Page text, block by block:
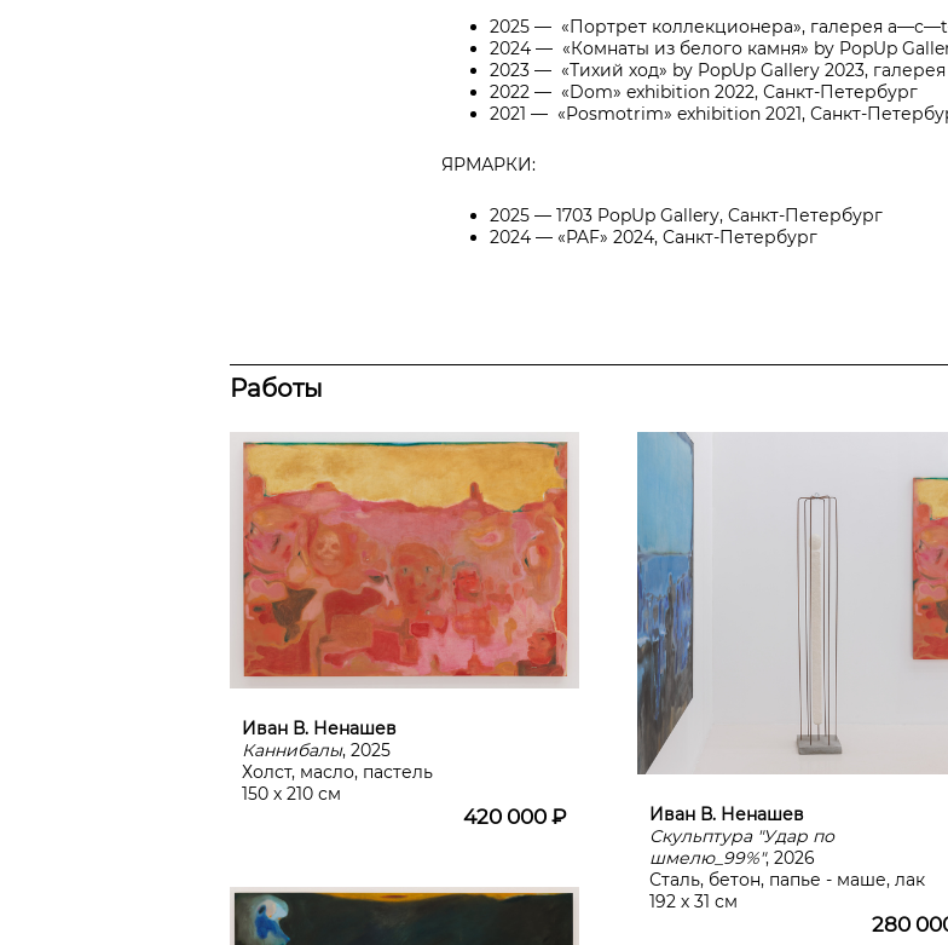
2025 — «Портрет коллекционера», галерея
2024 — «Комнаты из белого камня» by PopUp
2023 — «Тихий ход» by PopUp Gallery 2023,
2022 — «Dom» exhibition 2022, Санкт-Петербург
2021 — «Posmotrim» exhibition 2021, Санкт-
ЯРМАРКИ:
2025 — 1703 PopUp Gallery, Cанкт-Петербург
2024 — «PAF» 2024, Cанкт-Петербург
Работы
Иван В. Ненашев
Каннибалы, 2025
Холст, масло, пастель
150 х 210 см
420 000 ₽
Иван В. Ненашев
Скульптура "Удар по
шмелю_99%", 2026
Сталь, бетон, папье - маше, лак
192 х 31 см
280